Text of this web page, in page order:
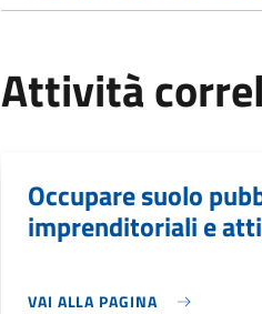
Attività
Occupare suolo
imprenditoriali e
VAI ALLA PAGINA